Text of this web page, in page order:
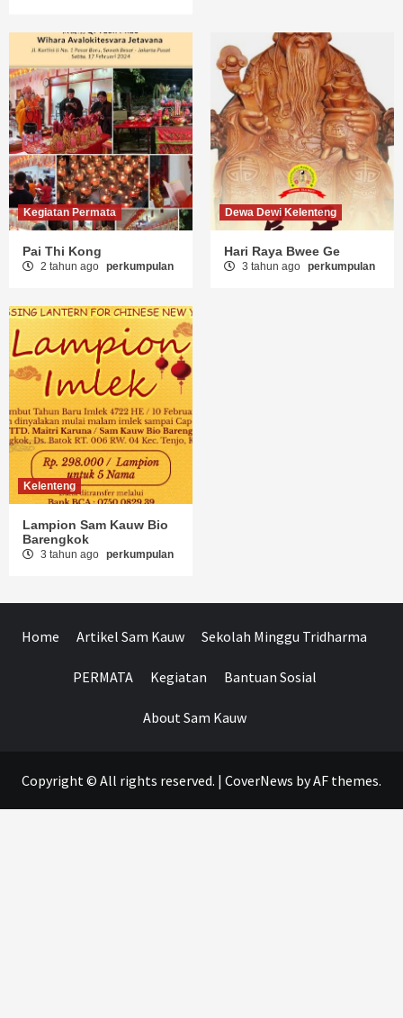
Kegiatan Permata
Pai Thi Kong
2 tahun ago perkumpulan
Dewa Dewi Kelenteng
Hari Raya Bwee Ge
3 tahun ago perkumpulan
Kelenteng
Lampion Sam Kauw Bio
Barengkok
3 tahun ago perkumpulan
Home Artikel Sam Kauw Sekolah Minggu Tridharma
PERMATA Kegiatan Bantuan Sosial
About Sam Kauw
Copyright © All rights reserved. | CoverNews by AF themes.